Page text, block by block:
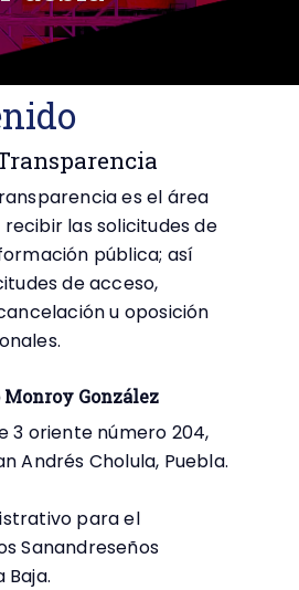
es el área
las solicitudes de
pública; así
de acceso,
u oposición
González
3 oriente número 204,
Andrés Cholula, Puebla.
para el
Sanandreseños
Baja.